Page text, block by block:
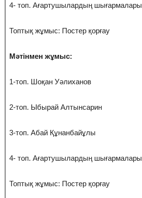
4- топ. Ағартушылардың шығармалары
Топтық жұмыс: Постер қорғау
Мәтінмен жұмыс:
1-топ. Шоқан Уәлиханов
2-топ. Ыбырай Алтынсарин
3-топ. Абай Құнанбайұлы
4- топ. Ағартушылардың шығармалары
Топтық жұмыс: Постер қорғау